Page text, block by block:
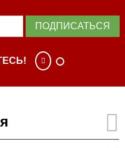
ПОДПИСАТЬСЯ